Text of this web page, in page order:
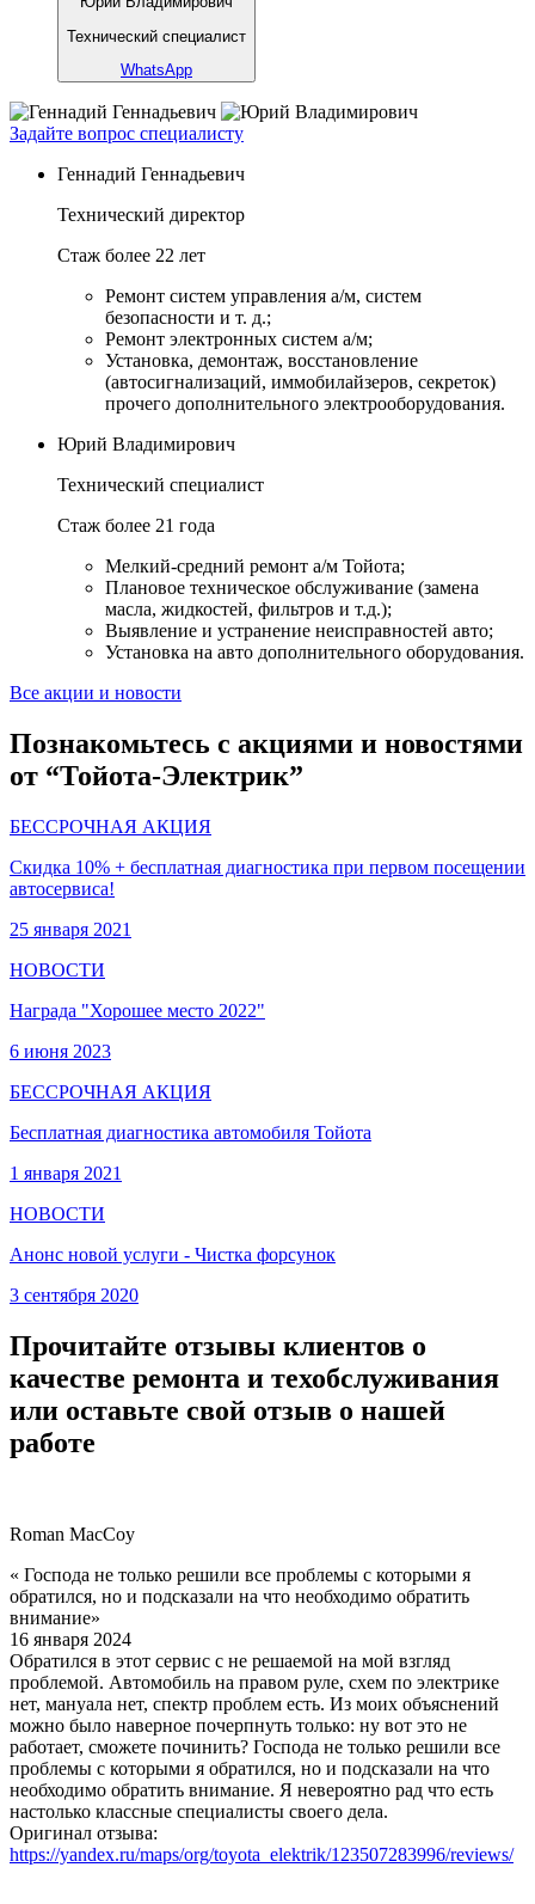
Технический специалист
WhatsApp
Задайте вопрос специалисту
Геннадий Геннадьевич
Технический директор
Стаж более 22 лет
Ремонт систем управления а/м, систем
безопасности и т. д.;
Ремонт электронных систем а/м;
Установка, демонтаж, восстановление
(автосигнализаций, иммобилайзеров, секреток)
прочего дополнительного электрооборудования.
Юрий Владимирович
Технический специалист
Стаж более 21 года
Мелкий-средний ремонт а/м Тойота;
Плановое техническое обслуживание (замена
масла, жидкостей, фильтров и т.д.);
Выявление и устранение неисправностей авто;
Установка на авто дополнительного оборудования.
Все акции и новости
Познакомьтесь с акциями и новостями
от “Тойота-Электрик”
БЕССРОЧНАЯ АКЦИЯ
Скидка 10% + бесплатная диагностика при первом посещении
автосервиса!
25 января 2021
НОВОСТИ
Награда "Хорошее место 2022"
6 июня 2023
БЕССРОЧНАЯ АКЦИЯ
Бесплатная диагностика автомобиля Тойота
1 января 2021
НОВОСТИ
Анонс новой услуги - Чистка форсунок
3 сентября 2020
Прочитайте отзывы клиентов о
качестве ремонта и техобслуживания
или оставьте свой отзыв о нашей
работе
Roman MacCoy
« Господа не только решили все проблемы с которыми я
обратился, но и подсказали на что необходимо обратить
внимание»
16 января 2024
Обратился в этот сервис с не решаемой на мой взгляд
проблемой. Автомобиль на правом руле, схем по электрике
нет, мануала нет, спектр проблем есть. Из моих объяснений
можно было наверное почерпнуть только: ну вот это не
работает, сможете починить? Господа не только решили все
проблемы с которыми я обратился, но и подсказали на что
необходимо обратить внимание. Я невероятно рад что есть
настолько классные специалисты своего дела.
Оригинал отзыва:
https://yandex.ru/maps/org/toyota_elektrik/123507283996/reviews/